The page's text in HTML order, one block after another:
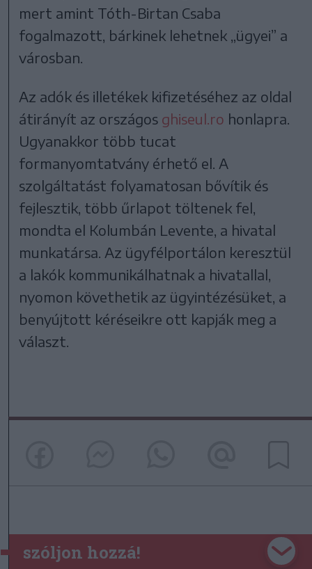
mert amint Tóth-Birtan Csaba
fogalmazott, bárkinek lehetnek „ügyei” a
városban.
Az adók és illetékek kifizetéséhez az oldal
átirányít az országos ghiseul.ro honlapra.
Ugyanakkor több tucat
formanyomtatvány érhető el. A
szolgáltatást folyamatosan bővítik és
fejlesztik, több űrlapot töltenek fel,
mondta el Kolumbán Levente, a hivatal
munkatársa. Az ügyfélportálon keresztül
a lakók kommunikálhatnak a hivatallal,
nyomon követhetik az ügyintézésüket, a
benyújtott kéréseikre ott kapják meg a
választ.
szóljon hozzá!